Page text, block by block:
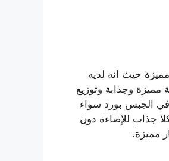
حيث انه لديه
مميزة وجذابة وتوزيع
في الجبس بورد سواء
جذاب للإضاءة دون
مميزة.